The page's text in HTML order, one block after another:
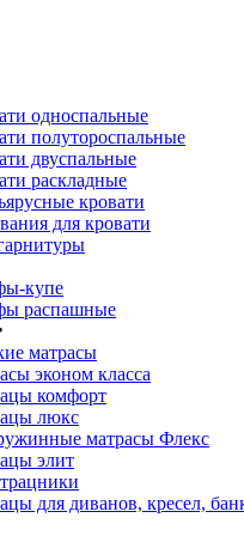
односпальные
полутороспальные
двуспальные
раскладные
кровати
для кровати
купе
распашные
матрасы
эконом класса
комфорт
люкс
матрасы Флекс
элит
для диванов, кресел,